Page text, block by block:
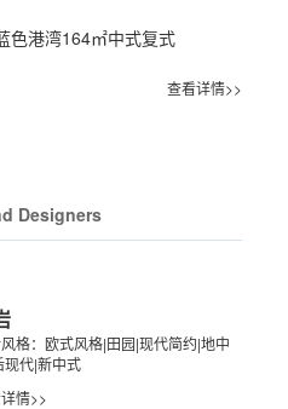
色港湾164㎡中式复式
查看详情>>
Designers
格：欧式风格|田园|现代简约|地中
现代|新中式
情>>